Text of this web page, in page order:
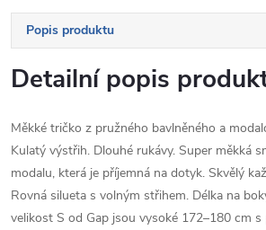
Popis produktu
Detailní popis
Měkké tričko z pružného bavlněného a
Kulatý výstřih. Dlouhé rukávy. Super měkká
modalu, která je příjemná na dotyk. Skvělý
Rovná silueta s volným střihem. Délka na
velikost S od Gap jsou vysoké 172–180 cm